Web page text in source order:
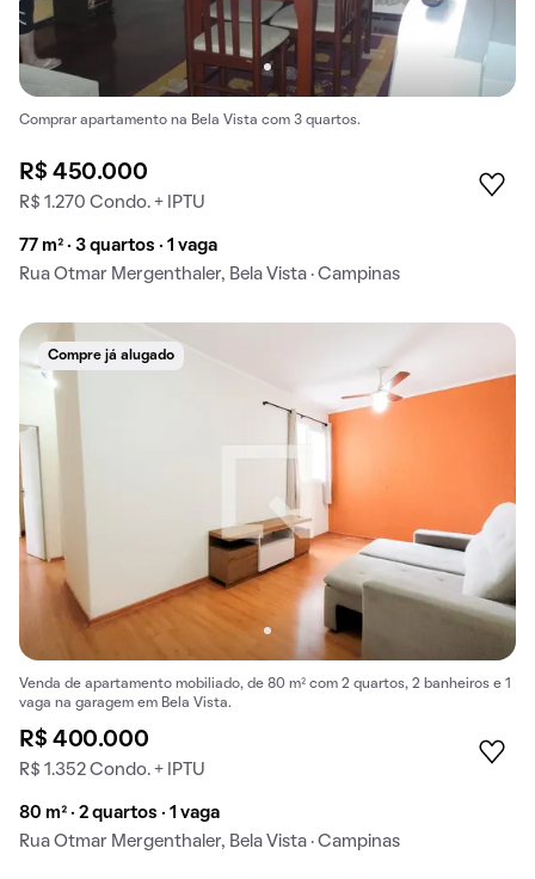
Comprar apartamento na Bela Vista com 3 quartos.
R$ 450.000
R$ 1.270 Condo. + IPTU
77 m² · 3 quartos · 1 vaga
Rua Otmar Mergenthaler, Bela Vista · Campinas
Compre já alugado
Venda de apartamento mobiliado, de 80 m² com 2 quartos, 2 banheiros e 1
vaga na garagem em Bela Vista.
R$ 400.000
R$ 1.352 Condo. + IPTU
80 m² · 2 quartos · 1 vaga
Rua Otmar Mergenthaler, Bela Vista · Campinas